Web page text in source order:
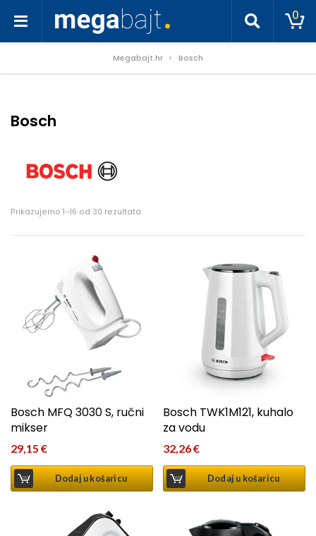
0
Megabajt.hr Bosch
Bosch
Prikazujemo 1–16 od 30 rezultata
Bosch MFQ 3030 S, ručni
mikser
29,15 €
Dodaj u košaricu
Bosch TWK1M121, kuhalo
za vodu
32,26€
Dodaj u košaricu